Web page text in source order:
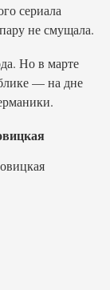
сериала
не смущала.
Но в марте
— на дне